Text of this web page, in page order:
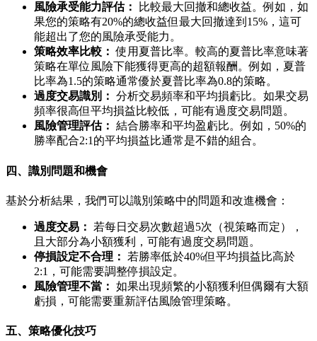
風險承受能力評估：
比較最大回撤和總收益。例如，如
果您的策略有20%的總收益但最大回撤達到15%，這可
能超出了您的風險承受能力。
策略效率比較： 使用夏普比率。較高的夏普比率意味著
策略在單位風險下能獲得更高的超額報酬。例如，夏普
比率為1.5的策略通常優於夏普比率為0.8的策略。
過度交易識別： 分析交易頻率和平均損虧比。如果交易
頻率很高但平均損益比較低，可能有過度交易問題。
風險管理評估： 結合勝率和平均盈虧比。例如，50%的
勝率配合2:1的平均損益比通常是不錯的組合。
四、識別問題和機會
基於分析結果，我們可以識別策略中的問題和改進機會：
過度交易：
若每日交易次數超過5次（視策略而定），
且大部分為小額獲利，可能有過度交易問題。
停損設定不合理：
若勝率低於40%但平均損益比高於
2:1，可能需要調整停損設定。
風險管理不當： 如果出現頻繁的小額獲利但偶爾有大額
虧損，可能需要重新評估風險管理策略。
五、策略優化技巧